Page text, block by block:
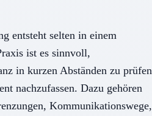
entsteht selten in einem
ist es sinnvoll,
in kurzen Abständen zu prüfen
nachzufassen. Dazu gehören
Kommunikationswege,